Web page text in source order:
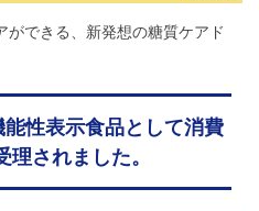
ができる、新発想の糖質ケアド
性表示食品として消費
されました。